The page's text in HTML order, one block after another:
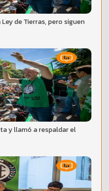
de Tierras, pero siguen
y llamó a respaldar el